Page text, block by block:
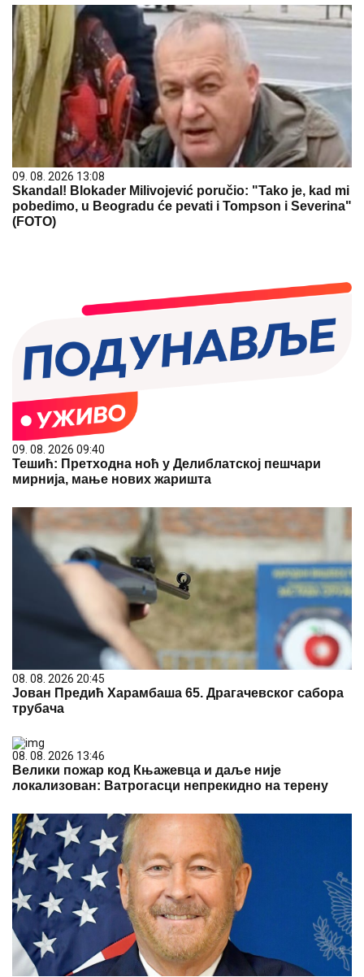
09. 08. 2026 13:08
Skandal! Blokader Milivojević poručio: "Tako je, kad mi
pobedimo, u Beogradu će pevati i Tompson i Severina"
(FOTO)
09. 08. 2026 09:40
Тешић: Претходна ноћ у Делиблатској пешчари
мирнија, мање нових жаришта
08. 08. 2026 20:45
Јован Предић Харамбаша 65. Драгачевског сабора
трубача
08. 08. 2026 13:46
Велики пожар код Књажевца и даље није
локализован: Ватрогасци непрекидно на терену